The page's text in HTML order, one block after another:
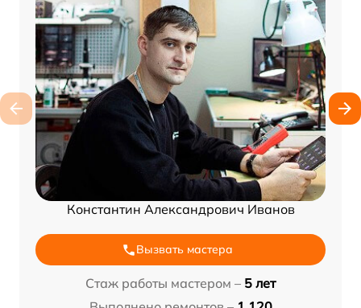
Константин Александрович Иванов
Вызвать мастера
Стаж работы мастером – 5 лет